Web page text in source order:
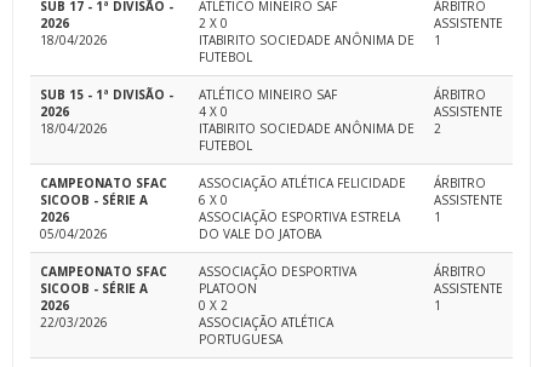
SUB 17 - 1ª DIVISÃO -
2026
18/04/2026
ATLÉTICO MINEIRO SAF
2 X 0
ITABIRITO SOCIEDADE ANÔNIMA DE
FUTEBOL
ÁRBITRO
ASSISTENTE
1
SUB 15 - 1ª DIVISÃO -
2026
18/04/2026
ATLÉTICO MINEIRO SAF
4 X 0
ITABIRITO SOCIEDADE ANÔNIMA DE
FUTEBOL
ÁRBITRO
ASSISTENTE
2
CAMPEONATO SFAC
SICOOB - SÉRIE A
2026
05/04/2026
ASSOCIAÇÃO ATLÉTICA FELICIDADE
6 X 0
ASSOCIAÇÃO ESPORTIVA ESTRELA
DO VALE DO JATOBA
ÁRBITRO
ASSISTENTE
1
CAMPEONATO SFAC
SICOOB - SÉRIE A
2026
22/03/2026
ASSOCIAÇÃO DESPORTIVA
PLATOON
0 X 2
ASSOCIAÇÃO ATLÉTICA
PORTUGUESA
ÁRBITRO
ASSISTENTE
1